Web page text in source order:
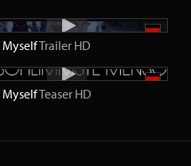
MyselfTrailer HD
MyselfTeaser HD